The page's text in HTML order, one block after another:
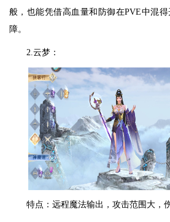
般，也能凭借高血量和防御在PVE中混
障。
2.云梦：
特点：远程魔法输出，攻击范围大，